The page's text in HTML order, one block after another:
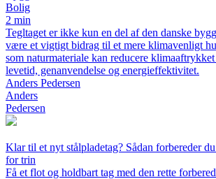
Bolig
2 min
Tegltaget er ikke kun en del af den danske
være et vigtigt bidrag til et mere klimavenligt
som naturmateriale kan reducere
levetid, genanvendelse og energieffektivitet.
Anders Pedersen
Anders
Pedersen
Klar til et nyt stålpladetag? Sådan forbereder
for trin
Få et flot og holdbart tag med den rette